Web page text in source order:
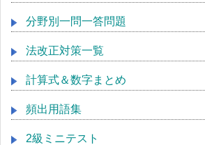
分野別一問一答問題
法改正対策一覧
計算式＆数字まとめ
頻出用語集
2級ミニテスト